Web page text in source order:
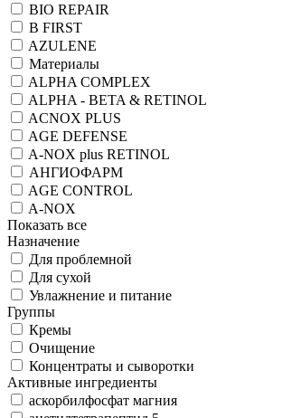
BIO REPAIR
B FIRST
AZULENE
Материалы
ALPHA COMPLEX
ALPHA - BETA & RETINOL
ACNOX PLUS
AGE DEFENSE
A-NOX plus RETINOL
АНГИОФАРМ
AGE CONTROL
A-NOX
Показать все
Назначение
Для проблемной
Для сухой
Увлажнение и питание
Группы
Кремы
Очищение
Концентраты и сыворотки
Активные ингредиенты
аскорбилфосфат магния